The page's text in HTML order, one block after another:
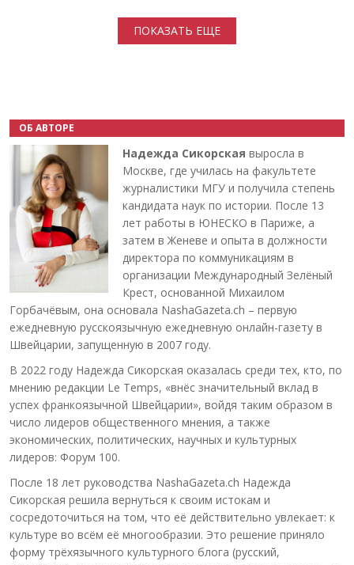
ПОКАЗАТЬ ЕЩЕ
ОБ АВТОРЕ
Надежда Сикорская выросла в
Москве, где училась на факультете
журналистики МГУ и получила степень
кандидата наук по истории. После 13
лет работы в ЮНЕСКО в Париже, а
затем в Женеве и опыта в должности
директора по коммуникациям в
организации Международный Зелёный
Крест, основанной Михаилом
Горбачёвым, она основала NashaGazeta.ch – первую
ежедневную русскоязычную ежедневную онлайн-газету в
Швейцарии, запущенную в 2007 году.
В 2022 году Надежда Сикорская оказалась среди тех, кто, по
мнению редакции Le Temps, «внёс значительный вклад в
успех франкоязычной Швейцарии», войдя таким образом в
число лидеров общественного мнения, а также
экономических, политических, научных и культурных
лидеров: Форум 100.
После 18 лет руководства NashaGazeta.ch Надежда
Сикорская решила вернуться к своим истокам и
сосредоточиться на том, что её действительно увлекает: к
культуре во всём её многообразии. Это решение приняло
форму трёхязычного культурного блога (русский,